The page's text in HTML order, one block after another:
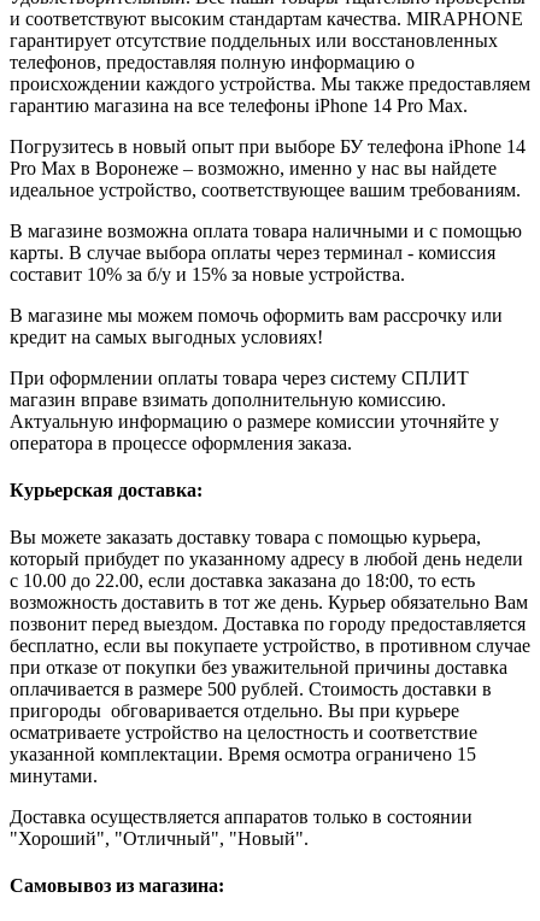
и соответствуют высоким стандартам качества. MIRAPHONE
гарантирует отсутствие поддельных или восстановленных
телефонов, предоставляя полную информацию о
происхождении каждого устройства. Мы также предоставляем
гарантию магазина на все телефоны iPhone 14 Pro Max.
Погрузитесь в новый опыт при выборе БУ телефона iPhone 14
Pro Max в Воронеже – возможно, именно у нас вы найдете
идеальное устройство, соответствующее вашим требованиям.
В магазине возможна оплата товара наличными и с помощью
карты. В случае выбора оплаты через терминал - комиссия
составит 10% за б/у и 15% за новые устройства.
В магазине мы можем помочь оформить вам рассрочку или
кредит на самых выгодных условиях!
При оформлении оплаты товара через систему СПЛИТ
магазин вправе взимать дополнительную комиссию.
Актуальную информацию о размере комиссии уточняйте у
оператора в процессе оформления заказа.
Курьерская доставка:
Вы можете заказать доставку товара с помощью курьера,
который прибудет по указанному адресу в любой день недели
с 10.00 до 22.00, если доставка заказана до 18:00, то есть
возможность доставить в тот же день. Курьер обязательно Вам
позвонит перед выездом. Доставка по городу предоставляется
бесплатно, если вы покупаете устройство, в противном случае
при отказе от покупки без уважительной причины доставка
оплачивается в размере 500 рублей. Стоимость доставки в
пригороды обговаривается отдельно. Вы при курьере
осматриваете устройство на целостность и соответствие
указанной комплектации. Время осмотра ограничено 15
минутами.
Доставка осуществляется аппаратов только в состоянии
"Хороший", "Отличный", "Новый".
Самовывоз из магазина: